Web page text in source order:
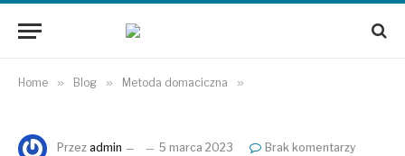
Home » Blog » Metoda domaciczna »
Przez admin 5 marca 2023
Brak komentarzy